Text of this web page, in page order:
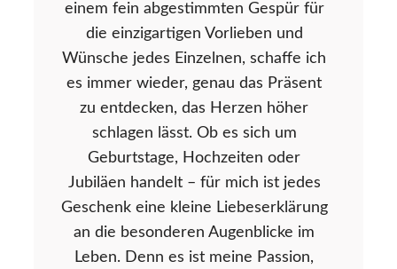
einem fein abgestimmten Gespür für
die einzigartigen Vorlieben und
Wünsche jedes Einzelnen, schaffe ich
es immer wieder, genau das Präsent
zu entdecken, das Herzen höher
schlagen lässt. Ob es sich um
Geburtstage, Hochzeiten oder
Jubiläen handelt – für mich ist jedes
Geschenk eine kleine Liebeserklärung
an die besonderen Augenblicke im
Leben. Denn es ist meine Passion,